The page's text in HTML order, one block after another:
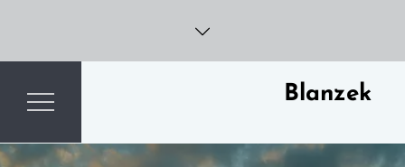
content
Blanzek